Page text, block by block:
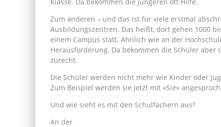
Zum anderen – und das ist für viele erstmal
Ausbildungszentren. Das heißt, dort gehen 1000
einem Campus statt. Ähnlich wie an der
Herausforderung. Da bekommen die Schüler
zurecht.
Die Schüler werden nicht mehr wie Kinder oder
Zum Beispiel werden sie jetzt mit «Sie»
Und wie sieht es mit den Schulfächern aus?
An der